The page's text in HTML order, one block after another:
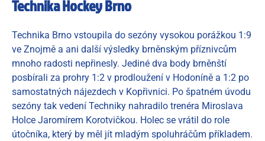
Technika Hockey Brno
Technika Brno vstoupila do sezóny vysokou porážkou 1:9
ve Znojmě a ani další výsledky brněnským příznivcům
mnoho radosti nepřinesly. Jediné dva body brněnští
posbírali za prohry 1:2 v prodloužení v Hodoníně a 1:2 po
samostatných nájezdech v Kopřivnici. Po špatném úvodu
sezóny tak vedení Techniky nahradilo trenéra Miroslava
Holce Jaromírem Korotvičkou. Holec se vrátil do role
útočníka, který by měl jít mladým spoluhráčům příkladem.